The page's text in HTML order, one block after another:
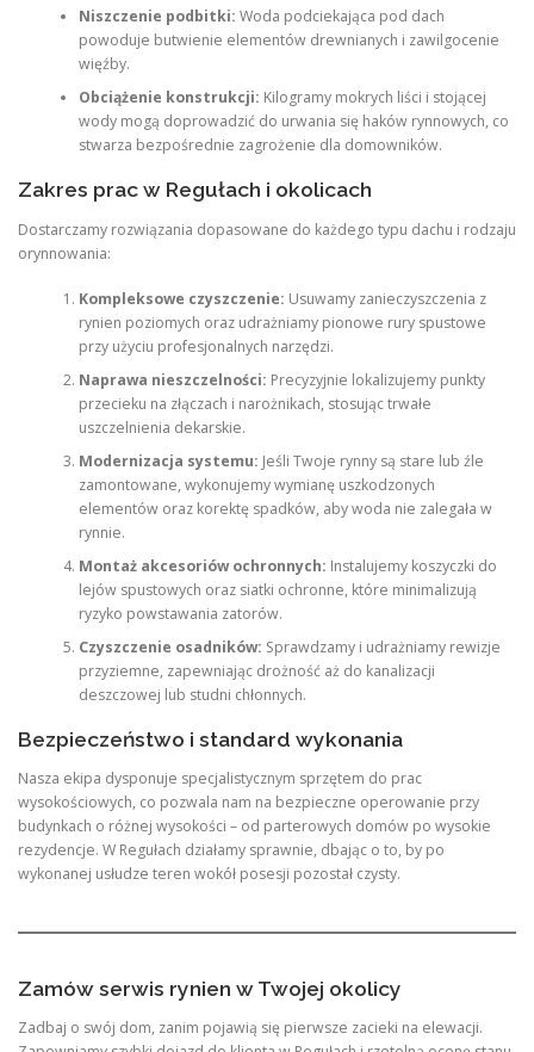
Niszczenie podbitki: Woda podciekająca pod dach
powoduje butwienie elementów drewnianych i zawilgocenie
więźby.
Obciążenie konstrukcji: Kilogramy mokrych liści i stojącej
wody mogą doprowadzić do urwania się haków rynnowych, co
stwarza bezpośrednie zagrożenie dla domowników.
Zakres prac w Regułach i okolicach
Dostarczamy rozwiązania dopasowane do każdego typu dachu i rodzaju
orynnowania:
Kompleksowe czyszczenie: Usuwamy zanieczyszczenia z
rynien poziomych oraz udrażniamy pionowe rury spustowe
przy użyciu profesjonalnych narzędzi.
Naprawa nieszczelności: Precyzyjnie lokalizujemy punkty
przecieku na złączach i narożnikach, stosując trwałe
uszczelnienia dekarskie.
Modernizacja systemu: Jeśli Twoje rynny są stare lub źle
zamontowane, wykonujemy wymianę uszkodzonych
elementów oraz korektę spadków, aby woda nie zalegała w
rynnie.
Montaż akcesoriów ochronnych: Instalujemy koszyczki do
lejów spustowych oraz siatki ochronne, które minimalizują
ryzyko powstawania zatorów.
Czyszczenie osadników: Sprawdzamy i udrażniamy rewizje
przyziemne, zapewniając drożność aż do kanalizacji
deszczowej lub studni chłonnych.
Bezpieczeństwo i standard wykonania
Nasza ekipa dysponuje specjalistycznym sprzętem do prac
wysokościowych, co pozwala nam na bezpieczne operowanie przy
budynkach o różnej wysokości – od parterowych domów po wysokie
rezydencje. W Regułach działamy sprawnie, dbając o to, by po
wykonanej usłudze teren wokół posesji pozostał czysty.
Zamów serwis rynien w Twojej okolicy
Zadbaj o swój dom, zanim pojawią się pierwsze zacieki na elewacji.